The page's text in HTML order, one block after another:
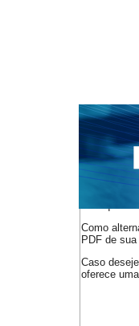
CAPA
NOTÍCIAS
Capa>n.
O arquivo
de
Como
PDF de
Caso
oferece